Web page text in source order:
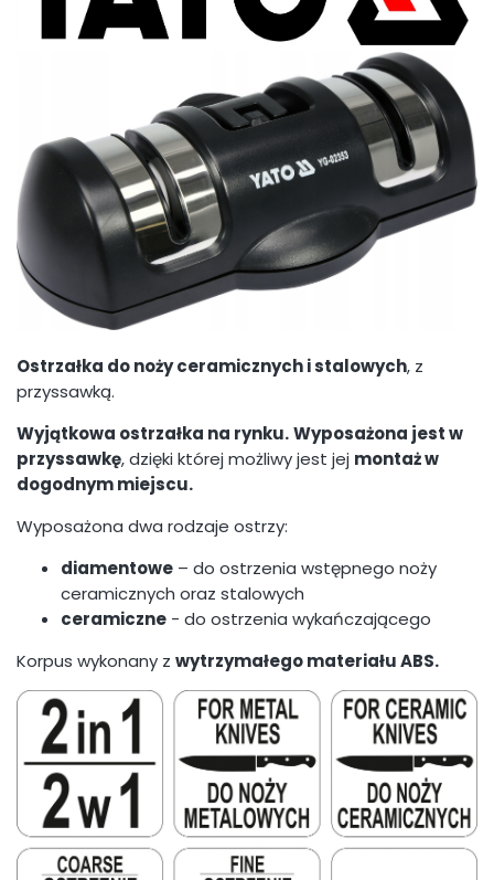
Ostrzałka do noży ceramicznych i stalowych, z
przyssawką.
Wyjątkowa ostrzałka na rynku.Wyposażona jest w
przyssawkę, dzięki której możliwy jest jej montaż w
dogodnym miejscu.
Wyposażona dwa rodzaje ostrzy:
diamentowe – do ostrzenia wstępnego noży
ceramicznych oraz stalowych
ceramiczne - do ostrzenia wykańczającego
Korpus wykonany z wytrzymałego materiału ABS.